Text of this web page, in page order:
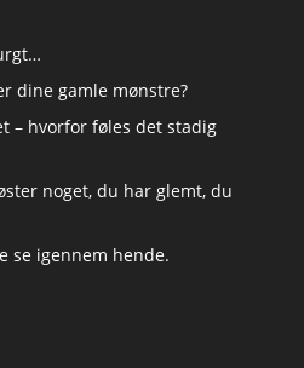
dine gamle mønstre?
– hvorfor føles det stadig
noget, du har glemt, du
se igennem hende.